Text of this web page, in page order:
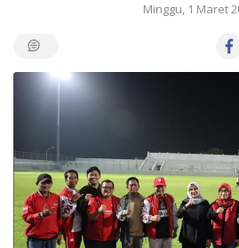
Minggu, 1 Maret